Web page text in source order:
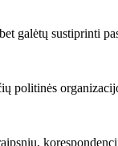
galėtų sustiprinti
politinės